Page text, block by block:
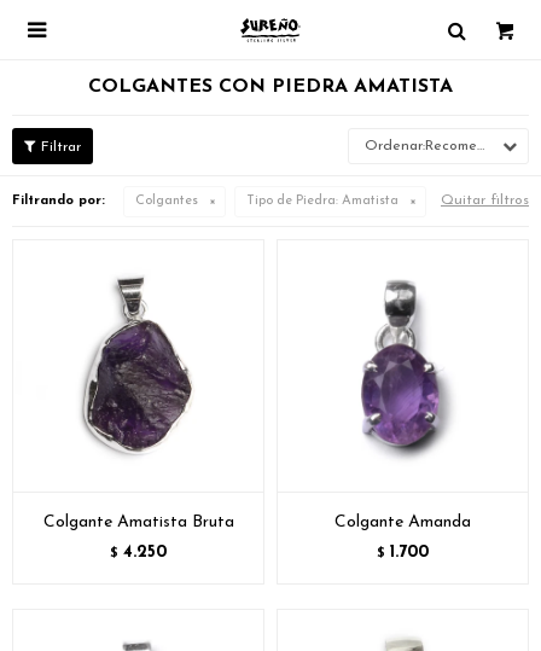

COLGANTES CON PIEDRA AMATISTA
Recomendados
Filtrando por: Colgantes Tipo de Piedra: Amatista Quitar filtros
Colgante Amatista Bruta
$ 4.250
Colgante Amanda
$ 1.700